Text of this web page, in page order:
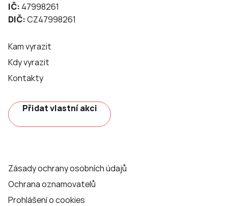
IČ: 47998261
DIČ:CZ47998261
Kam vyrazit
Kdy vyrazit
Kontakty
Přidat vlastní akci
Zásady ochrany osobních údajů
Ochrana oznamovatelů
Prohlášení o cookies